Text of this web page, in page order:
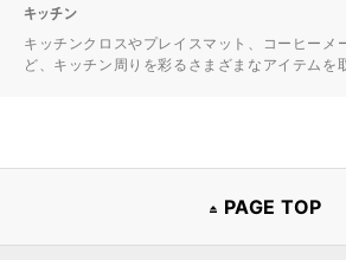
キッチン
キッチンクロスやプレイスマット、コーヒーメ
ど、キッチン周りを彩るさまざまなアイテムを
PAGE TOP